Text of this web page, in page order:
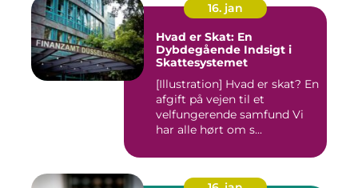
16. jan
Hvad er Skat: En
Dybdegående Indsigt i
Skattesystemet
[Illustration] Hvad er skat? En
afgift på vejen til et
velfungerende samfund Vi
har alle hørt om s...